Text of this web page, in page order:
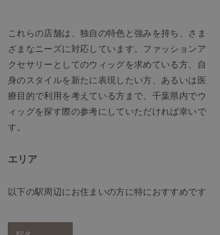
これらの店舗は、独自の特色と強みを持ち、さま
ざまなニーズに対応しています。ファッションア
クセサリーとしてのウィッグを求めている方、自
身のスタイルを新たに表現したい方、あるいは医
療目的で利用を考えている方まで、千葉県内でウ
ィッグを探す際の参考にしていただければ幸いで
す。
エリア
以下の駅周辺にお住まいの方に特におすすめです